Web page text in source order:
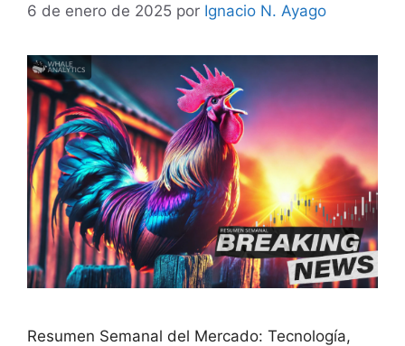
6 de enero de 2025 por Ignacio N. Ayago
Resumen Semanal del Mercado: Tecnología,